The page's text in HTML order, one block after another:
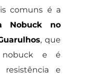
comuns é a
Nobuck no
, que
e é
resistência e